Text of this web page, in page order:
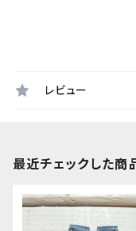
レビュー
最近チェックした商